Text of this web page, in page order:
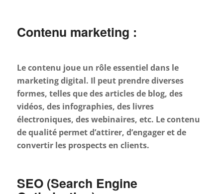
Contenu marketing :
Le contenu joue un rôle essentiel dans le
marketing digital. Il peut prendre diverses
formes, telles que des articles de blog, des
vidéos, des infographies, des livres
électroniques, des webinaires, etc. Le contenu
de qualité permet d’attirer, d’engager et de
convertir les prospects en clients.
SEO (Search Engine